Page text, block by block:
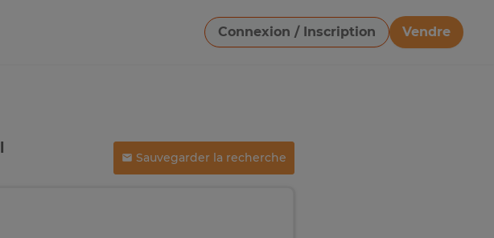
Connexion / Inscription
Vendre
Télécharger une image
Sauvegarder la recherche